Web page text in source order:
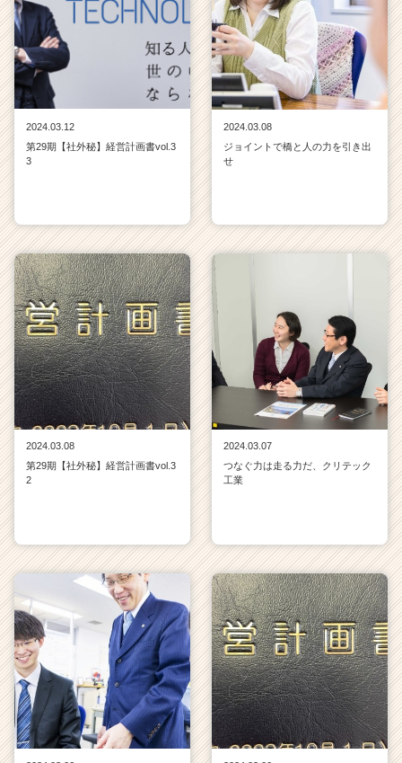
2024.03.12
第29期【社外秘】経営計画書vol.3
3
2024.03.08
ジョイントで橋と人の力を引き出
せ
2024.03.08
第29期【社外秘】経営計画書vol.3
2
2024.03.07
つなぐ力は走る力だ、クリテック
工業